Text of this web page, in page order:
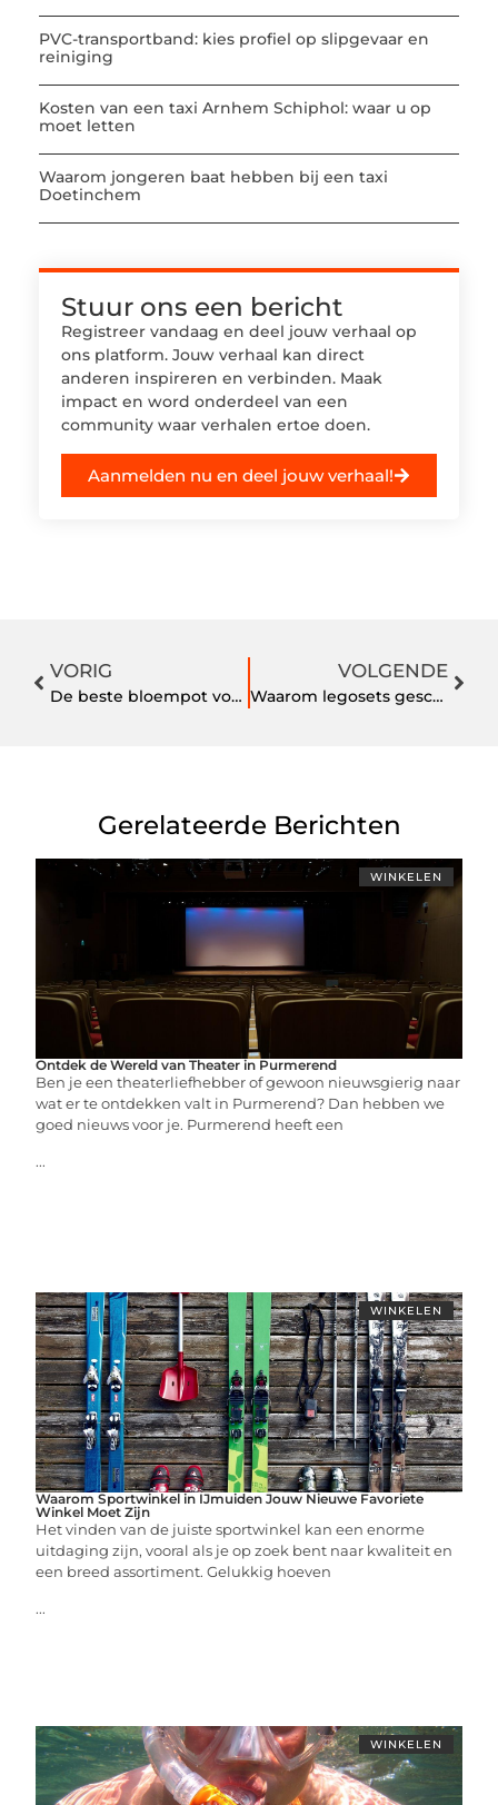
PVC-transportband: kies profiel op slipgevaar en
reiniging
Kosten van een taxi Arnhem Schiphol: waar u op
moet letten
Waarom jongeren baat hebben bij een taxi
Doetinchem
Stuur ons een bericht
Registreer vandaag en deel jouw verhaal op
ons platform. Jouw verhaal kan direct
anderen inspireren en verbinden. Maak
impact en word onderdeel van een
community waar verhalen ertoe doen.
Aanmelden nu en deel jouw verhaal!
VORIG
De beste bloempot voor buiten? Maak de juiste vergelijking!
VOLGENDE
Waarom legosets geschikt zijn voor alle leeftijden
Gerelateerde Berichten
WINKELEN
Ontdek de Wereld van Theater in Purmerend
Ben je een theaterliefhebber of gewoon nieuwsgierig naar
wat er te ontdekken valt in Purmerend? Dan hebben we
goed nieuws voor je. Purmerend heeft een
...
WINKELEN
Waarom Sportwinkel in IJmuiden Jouw Nieuwe Favoriete
Winkel Moet Zijn
Het vinden van de juiste sportwinkel kan een enorme
uitdaging zijn, vooral als je op zoek bent naar kwaliteit en
een breed assortiment. Gelukkig hoeven
...
WINKELEN